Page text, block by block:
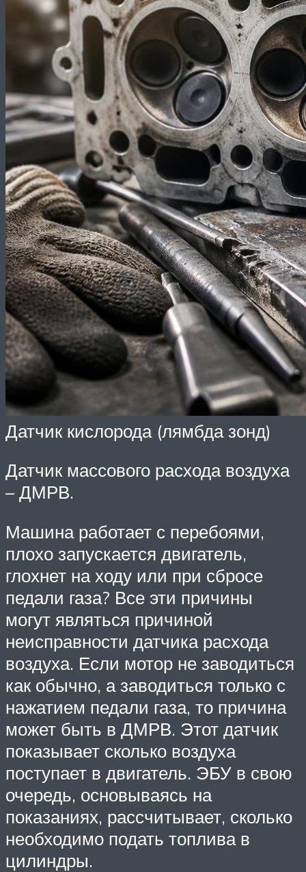
Датчик кислорода (лямбда зонд)
Датчик массового расхода воздуха
– ДМРВ.
Машина работает с перебоями,
плохо запускается двигатель,
глохнет на ходу или при сбросе
педали газа? Все эти причины
могут являться причиной
неисправности датчика расхода
воздуха. Если мотор не заводиться
как обычно, а заводиться только с
нажатием педали газа, то причина
может быть в ДМРВ. Этот датчик
показывает сколько воздуха
поступает в двигатель. ЭБУ в свою
очередь, основываясь на
показаниях, рассчитывает, сколько
необходимо подать топлива в
цилиндры.